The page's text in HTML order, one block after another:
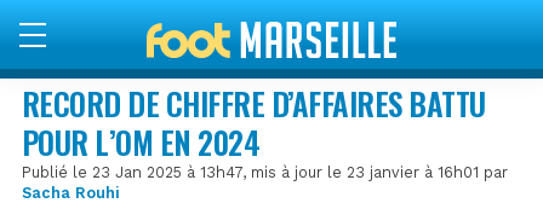
RECORD DE CHIFFRE D’AFFAIRES BATTU
POUR L’OM EN 2024
Publié le 23 Jan 2025 à 13h47, mis à jour le 23 janvier à 16h01 par
Sacha Rouhi